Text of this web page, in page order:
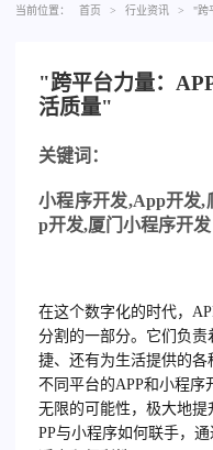
当前位置： 首页 > 行业资讯 > "跨
"跨平台力量：
活质量"
关键词：
小程序开发,App开发,
p开发,厦门小程序开发
在这个数字化的时代，
分割的一部分。它们负
捷、还有为生活提供的各
不同平台的APP和小程序
无限的可能性，极大地
PP与小程序如何联手，